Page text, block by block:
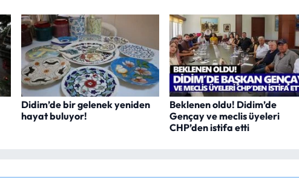
Didim’de bir gelenek yeniden
hayat buluyor!
Beklenen oldu! Didim’de
Gençay ve meclis üyeleri
CHP’den istifa etti